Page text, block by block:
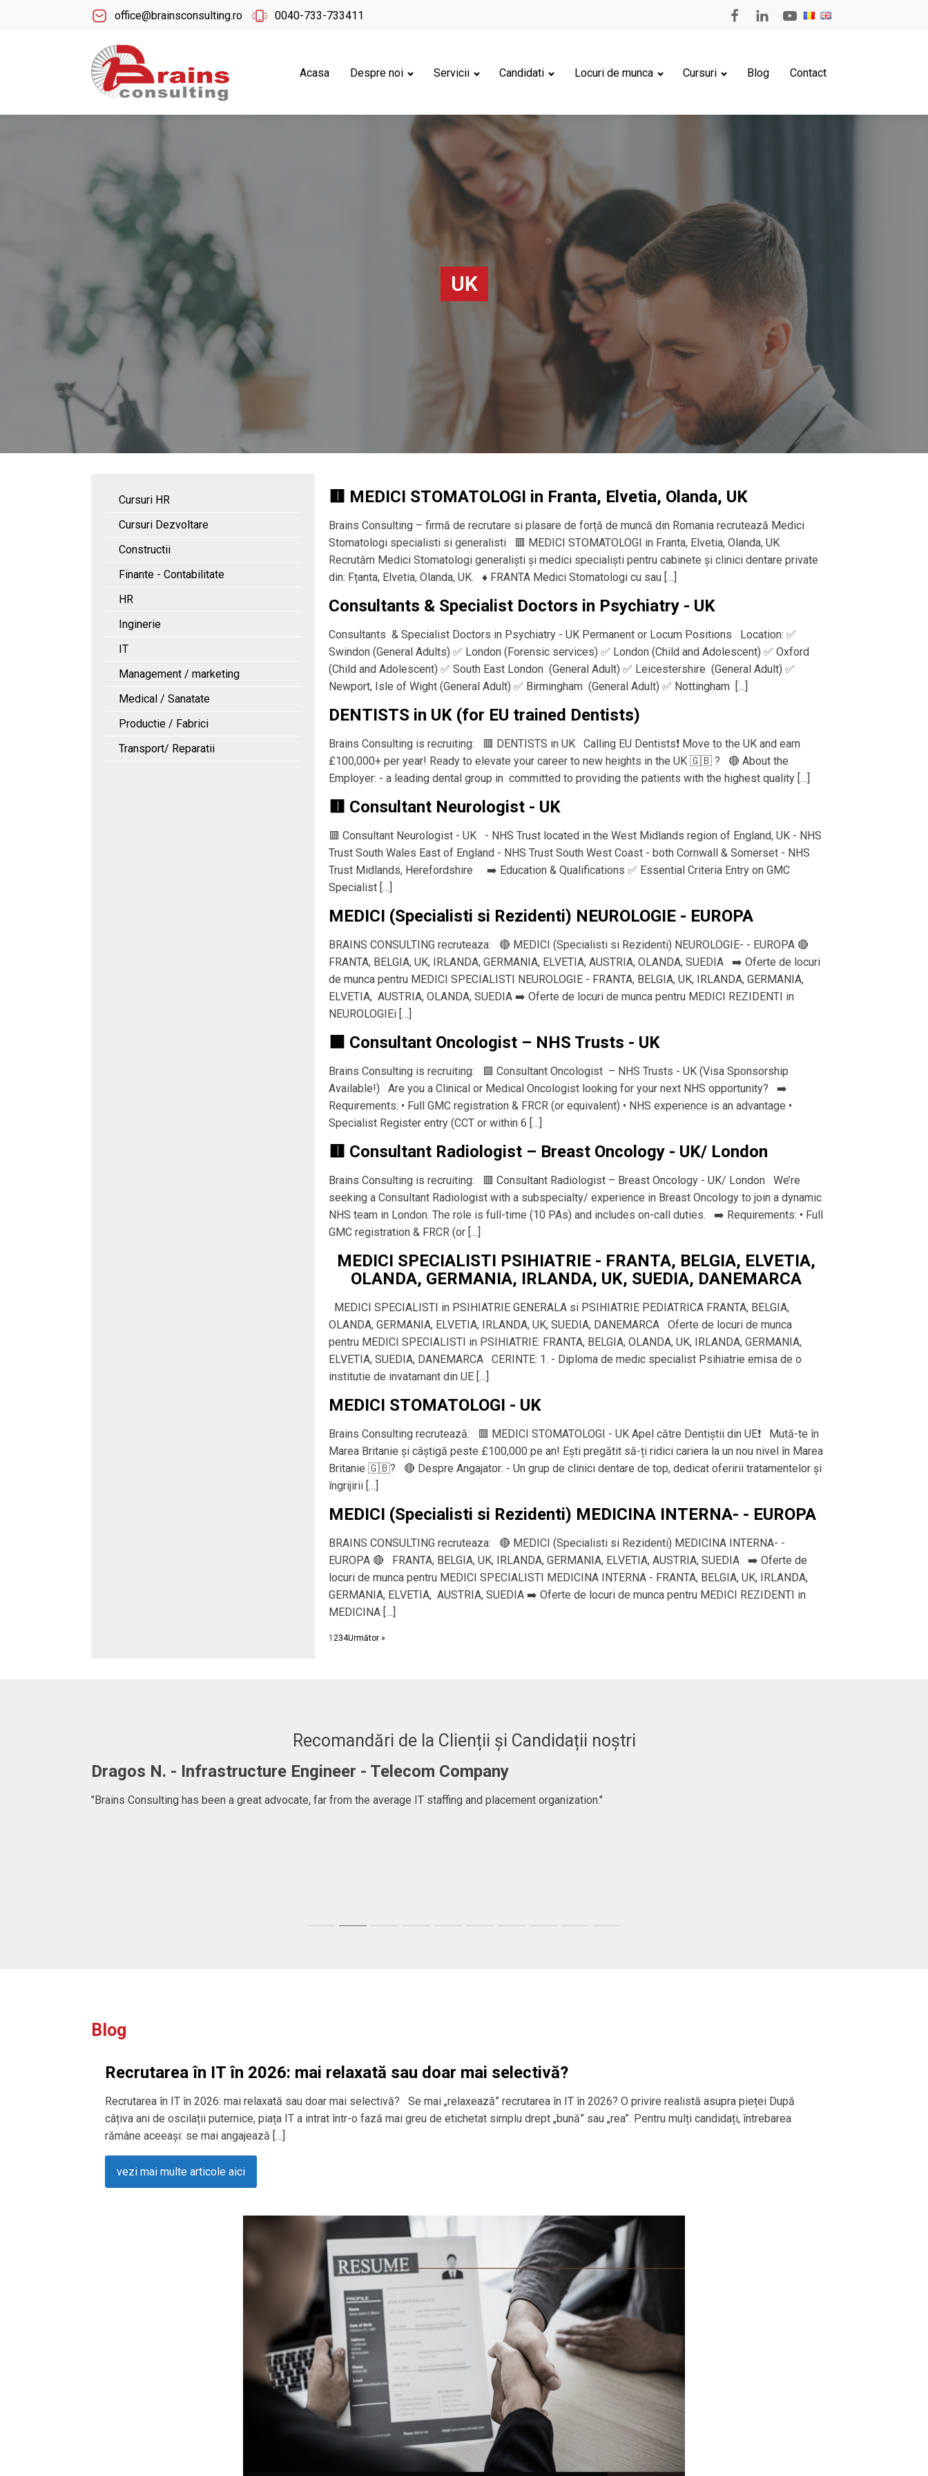
office@brainsconsulting.ro 0040-733-733411
Acasa Despre noi Servicii Candidati Locuri de munca Cursuri Blog Contact
UK
Cursuri HR
Cursuri Dezvoltare
Constructii
Finante - Contabilitate
HR
Inginerie
IT
Management / marketing
Medical / Sanatate
Productie / Fabrici
Transport/ Reparatii
🟥 MEDICI STOMATOLOGI in Franta, Elvetia, Olanda, UK
Brains Consulting – firmă de recrutare si plasare de forță de muncă din Romania recrutează Medici
Stomatologi specialisti si generalisti 🟥 MEDICI STOMATOLOGI in Franta, Elvetia, Olanda, UK
Recrutăm Medici Stomatologi generaliști și medici specialiști pentru cabinete și clinici dentare private
din: Fțanta, Elvetia, Olanda, UK. ♦️ FRANTA Medici Stomatologi cu sau […]
Consultants & Specialist Doctors in Psychiatry - UK
Consultants & Specialist Doctors in Psychiatry - UK Permanent or Locum Positions Location: ✅
Swindon (General Adults) ✅ London (Forensic services) ✅ London (Child and Adolescent) ✅ Oxford
(Child and Adolescent) ✅ South East London (General Adult) ✅ Leicestershire (General Adult) ✅
Newport, Isle of Wight (General Adult) ✅ Birmingham (General Adult) ✅ Nottingham […]
DENTISTS in UK (for EU trained Dentists)
Brains Consulting is recruiting: 🟥 DENTISTS in UK Calling EU Dentists❗️ Move to the UK and earn
£100,000+ per year! Ready to elevate your career to new heights in the UK 🇬🇧 ? 🔴 About the
Employer: - a leading dental group in committed to providing the patients with the highest quality […]
🟥 Consultant Neurologist - UK
🟥 Consultant Neurologist - UK - NHS Trust located in the West Midlands region of England, UK - NHS
Trust South Wales East of England - NHS Trust South West Coast - both Cornwall & Somerset - NHS
Trust Midlands, Herefordshire ➡️ Education & Qualifications ✅ Essential Criteria Entry on GMC
Specialist […]
MEDICI (Specialisti si Rezidenti) NEUROLOGIE - EUROPA
BRAINS CONSULTING recruteaza: 🔴 MEDICI (Specialisti si Rezidenti) NEUROLOGIE- - EUROPA 🔴
FRANTA, BELGIA, UK, IRLANDA, GERMANIA, ELVETIA, AUSTRIA, OLANDA, SUEDIA ➡️ Oferte de locuri
de munca pentru MEDICI SPECIALISTI NEUROLOGIE - FRANTA, BELGIA, UK, IRLANDA, GERMANIA,
ELVETIA, AUSTRIA, OLANDA, SUEDIA ➡️ Oferte de locuri de munca pentru MEDICI REZIDENTI in
NEUROLOGIEi […]
🟩 Consultant Oncologist – NHS Trusts - UK
Brains Consulting is recruiting: 🟩 Consultant Oncologist – NHS Trusts - UK (Visa Sponsorship
Available!) Are you a Clinical or Medical Oncologist looking for your next NHS opportunity? ➡️
Requirements: • Full GMC registration & FRCR (or equivalent) • NHS experience is an advantage •
Specialist Register entry (CCT or within 6 […]
🟥 Consultant Radiologist – Breast Oncology - UK/ London
Brains Consulting is recruiting: 🟥 Consultant Radiologist – Breast Oncology - UK/ London We’re
seeking a Consultant Radiologist with a subspecialty/ experience in Breast Oncology to join a dynamic
NHS team in London. The role is full-time (10 PAs) and includes on-call duties. ➡️ Requirements: • Full
GMC registration & FRCR (or […]
MEDICI SPECIALISTI PSIHIATRIE - FRANTA, BELGIA, ELVETIA,
OLANDA, GERMANIA, IRLANDA, UK, SUEDIA, DANEMARCA
MEDICI SPECIALISTI in PSIHIATRIE GENERALA si PSIHIATRIE PEDIATRICA FRANTA, BELGIA,
OLANDA, GERMANIA, ELVETIA, IRLANDA, UK, SUEDIA, DANEMARCA Oferte de locuri de munca
pentru MEDICI SPECIALISTI in PSIHIATRIE: FRANTA, BELGIA, OLANDA, UK, IRLANDA, GERMANIA,
ELVETIA, SUEDIA, DANEMARCA CERINTE: 1. - Diploma de medic specialist Psihiatrie emisa de o
institutie de invatamant din UE […]
MEDICI STOMATOLOGI - UK
Brains Consulting recrutează: 🟥 MEDICI STOMATOLOGI - UK Apel către Dentiștii din UE❗️ Mută-te în
Marea Britanie și câștigă peste £100,000 pe an! Ești pregătit să-ți ridici cariera la un nou nivel în Marea
Britanie 🇬🇧? 🔴 Despre Angajator: - Un grup de clinici dentare de top, dedicat oferirii tratamentelor și
îngrijirii […]
MEDICI (Specialisti si Rezidenti) MEDICINA INTERNA- - EUROPA
BRAINS CONSULTING recruteaza: 🔴 MEDICI (Specialisti si Rezidenti) MEDICINA INTERNA- -
EUROPA 🔴 FRANTA, BELGIA, UK, IRLANDA, GERMANIA, ELVETIA, AUSTRIA, SUEDIA ➡️ Oferte de
locuri de munca pentru MEDICI SPECIALISTI MEDICINA INTERNA - FRANTA, BELGIA, UK, IRLANDA,
GERMANIA, ELVETIA, AUSTRIA, SUEDIA ➡️ Oferte de locuri de munca pentru MEDICI REZIDENTI in
MEDICINA […]
1 234Următor »
Recomandări de la Clienții și Candidații noștri
Dragos N. - Infrastructure Engineer - Telecom Company
"Brains Consulting has been a great advocate, far from the average IT staffing and placement organization."
Blog
Recrutarea în IT în 2026: mai relaxată sau doar mai selectivă?
Recrutarea în IT în 2026: mai relaxată sau doar mai selectivă? Se mai „relaxează” recrutarea în IT în 2026? O privire realistă asupra pieței După
câțiva ani de oscilații puternice, piața IT a intrat într-o fază mai greu de etichetat simplu drept „bună” sau „rea”. Pentru mulți candidați, întrebarea
rămâne aceeași: se mai angajează […]
vezi mai multe articole aici